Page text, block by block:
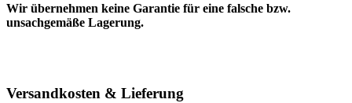
Wir übernehmen keine Garantie für eine falsche bzw.
unsachgemäße Lagerung.
Versandkosten & Lieferung